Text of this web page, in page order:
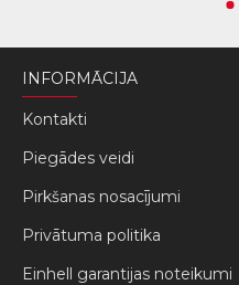
INFORMĀCIJA
Kontakti
Piegādes veidi
Pirkšanas nosacījumi
Privātuma politika
Einhell garantijas noteikumi